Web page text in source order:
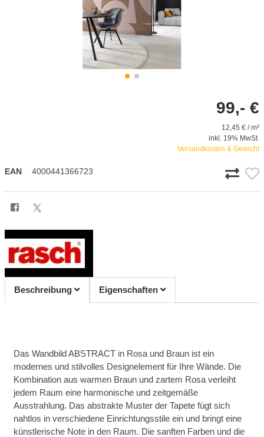
99,- €
12,45 € / m²
inkl. 19% MwSt.
Versandkosten & Gewicht
EAN 4000441366723
Beschreibung Eigenschaften
Das Wandbild ABSTRACT in Rosa und Braun ist ein
modernes und stilvolles Designelement für Ihre Wände. Die
Kombination aus warmen Braun und zartem Rosa verleiht
jedem Raum eine harmonische und zeitgemäße
Ausstrahlung. Das abstrakte Muster der Tapete fügt sich
nahtlos in verschiedene Einrichtungsstile ein und bringt eine
künstlerische Note in den Raum. Die sanften Farben und die